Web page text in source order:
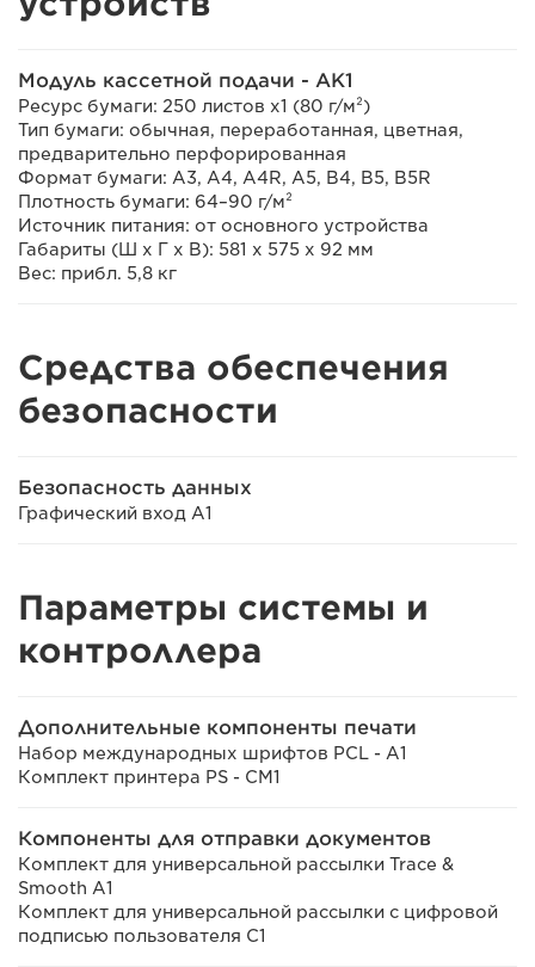
Модуль кассетной подачи - AK1
Ресурс бумаги: 250 листов x1 (80 г/м²)
Тип бумаги: обычная, переработанная, цветная,
предварительно перфорированная
Формат бумаги: A3, A4, A4R, A5, B4, B5, B5R
Плотность бумаги: 64–90 г/м²
Источник питания: от основного устройства
Габариты (Ш х Г х В): 581 x 575 x 92 мм
Вес: прибл. 5,8 кг
Средства обеспечения
безопасности
Безопасность данных
Графический вход A1
Параметры системы и
контроллера
Дополнительные компоненты печати
Набор международных шрифтов PCL - A1
Комплект принтера PS - CM1
Компоненты для отправки документов
Комплект для универсальной рассылки Trace &
Smooth A1
Комплект для универсальной рассылки с цифровой
подписью пользователя C1